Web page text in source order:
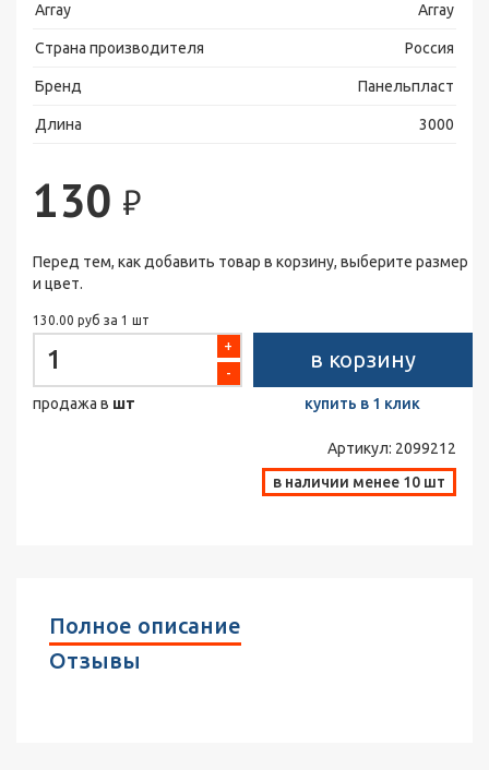
Array Array
Страна производителя Россия
Бренд Панельпласт
Длина 3000
130 ₽
Перед тем, как добавить товар в корзину, выберите размер
и цвет.
130.00 руб за 1 шт
-
+
продажа в шт
в корзину
купить в 1 клик
Артикул: 2099212
в наличии менее 10 шт
Полное описание
Отзывы